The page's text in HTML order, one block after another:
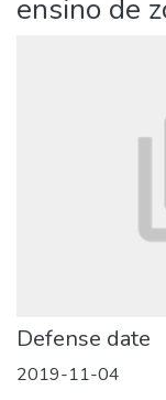
About RIIFB
ensino de
Defense date
2019-11-04